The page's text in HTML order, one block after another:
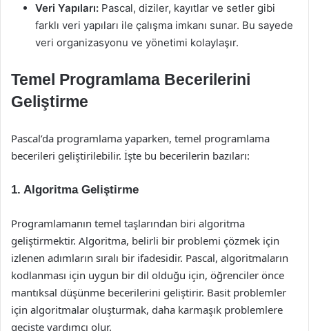
Veri Yapıları: Pascal, diziler, kayıtlar ve setler gibi
farklı veri yapıları ile çalışma imkanı sunar. Bu sayede
veri organizasyonu ve yönetimi kolaylaşır.
Temel Programlama Becerilerini
Geliştirme
Pascal’da programlama yaparken, temel programlama
becerileri geliştirilebilir. İşte bu becerilerin bazıları:
1. Algoritma Geliştirme
Programlamanın temel taşlarından biri algoritma
geliştirmektir. Algoritma, belirli bir problemi çözmek için
izlenen adımların sıralı bir ifadesidir. Pascal, algoritmaların
kodlanması için uygun bir dil olduğu için, öğrenciler önce
mantıksal düşünme becerilerini geliştirir. Basit problemler
için algoritmalar oluşturmak, daha karmaşık problemlere
geçişte yardımcı olur.